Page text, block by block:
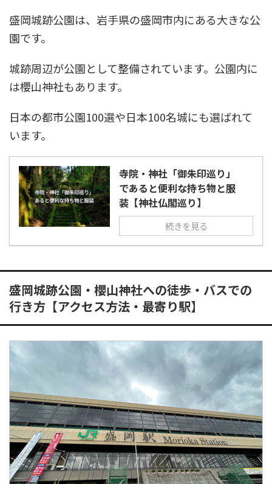
盛岡城跡公園は、岩手県の盛岡市内にある大きな公
園です。
城跡周辺が公園として整備されています。公園内に
は櫻山神社もあります。
日本の都市公園100選や日本100名城にも選ばれて
います。
寺院・神社「御朱印巡り」
であると便利な持ち物と服
装【神社仏閣巡り】
続きを見る
盛岡城跡公園・櫻山神社への徒歩・バスでの
行き方【アクセス方法・最寄り駅】